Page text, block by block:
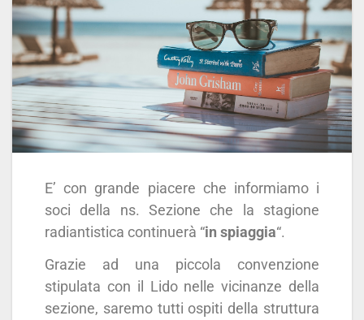
E’ con grande piacere che informiamo i
soci della ns. Sezione che la stagione
radiantistica continuerà “in spiaggia“.
Grazie ad una piccola convenzione
stipulata con il Lido nelle vicinanze della
sezione, saremo tutti ospiti della struttura